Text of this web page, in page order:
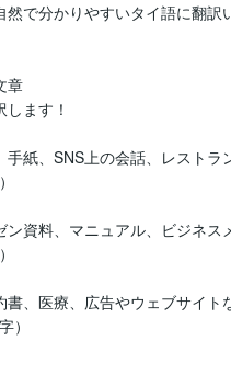
で分かりやすいタイ語に翻訳
章
ます！
紙、SNS上の会話、レストラ
資料、マニュアル、ビジネス
、医療、広告やウェブサイト
）